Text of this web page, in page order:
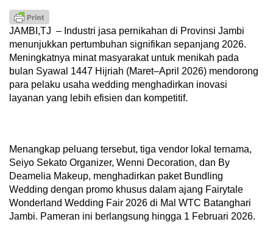
JAMBI,TJ – Industri jasa pernikahan di Provinsi Jambi
menunjukkan pertumbuhan signifikan sepanjang 2026.
Meningkatnya minat masyarakat untuk menikah pada
bulan Syawal 1447 Hijriah (Maret–April 2026) mendorong
para pelaku usaha wedding menghadirkan inovasi
layanan yang lebih efisien dan kompetitif.
Menangkap peluang tersebut, tiga vendor lokal ternama,
Seiyo Sekato Organizer, Wenni Decoration, dan By
Deamelia Makeup, menghadirkan paket Bundling
Wedding dengan promo khusus dalam ajang Fairytale
Wonderland Wedding Fair 2026 di Mal WTC Batanghari
Jambi. Pameran ini berlangsung hingga 1 Februari 2026.